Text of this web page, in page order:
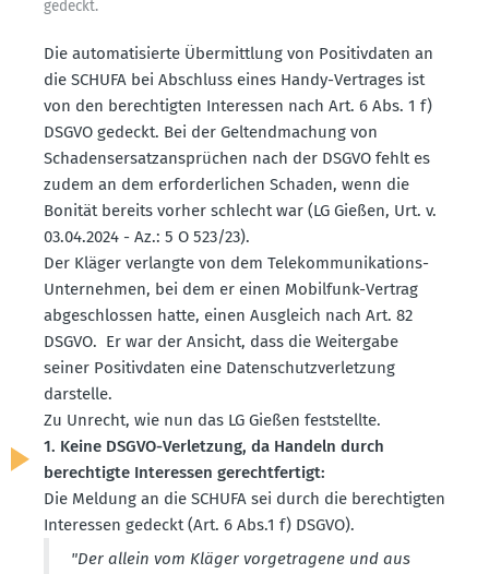
gedeckt.
Die automa­ti­sierte Übermittlung von Positiv­daten an
die SCHUFA bei Abschluss eines Handy-Vertrages ist
von den berech­tigten Inter­essen nach Art. 6 Abs. 1 f)
DSGVO gedeckt. Bei der Geltend­ma­chung von
Schadens­er­satz­an­sprüchen nach der DSGVO fehlt es
zudem an dem erfor­der­lichen Schaden, wenn die
Bonität bereits vorher schlecht war (LG Gießen, Urt. v.
03.04.2024 - Az.: 5 O 523/23).
Der Kläger verlangte von dem Telekom­mu­ni­ka­tions-
Unter­nehmen, bei dem er einen Mobilfunk-Vertrag
abgeschlossen hatte, einen Ausgleich nach Art. 82
DSGVO. Er war der Ansicht, dass die Weitergabe
seiner Positiv­daten eine Daten­schutz­ver­letzung
darstelle.
Zu Unrecht, wie nun das LG Gießen feststellte.
1. Keine DSGVO-Verletzung, da Handeln durch
berech­tigte Inter­essen gerecht­fertigt:
Die Meldung an die SCHUFA sei durch die berech­tigten
Inter­essen gedeckt (Art. 6 Abs.1 f) DSGVO).
"Der allein vom Kläger vorge­tragene und aus